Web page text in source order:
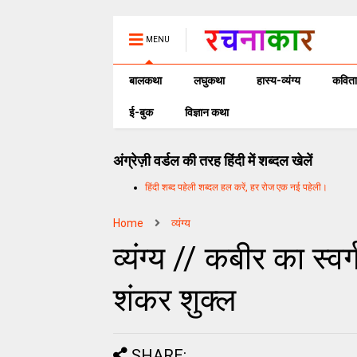
MENU
बालकथा लघुकथा हास्य-व्यंग्य कविता
ई-बुक विज्ञान कथा
अंग्रेज़ी वर्डल की तरह हिंदी में शब्दल खेलें
हिंदी शब्द पहेली शब्दल हल करें, हर रोज एक नई पहेली।
Home व्यंग्य
व्यंग्य // कबीर का
शंकर शुक्ल